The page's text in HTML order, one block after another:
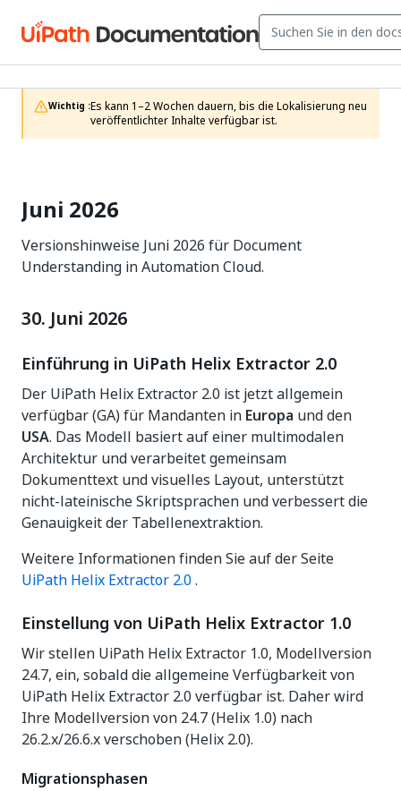
Wichtig :Es kann 1–2 Wochen dauern, bis die Lokalisierung neu
veröffentlichter Inhalte verfügbar ist.
Juni 2026
Versionshinweise Juni 2026 für Document
Understanding in Automation Cloud.
30. Juni 2026
Einführung in UiPath Helix Extractor 2.0
Der UiPath Helix Extractor 2.0 ist jetzt allgemein
verfügbar (GA) für Mandanten in Europa und den
USA. Das Modell basiert auf einer multimodalen
Architektur und verarbeitet gemeinsam
Dokumenttext und visuelles Layout, unterstützt
nicht-lateinische Skriptsprachen und verbessert die
Genauigkeit der Tabellenextraktion.
Weitere Informationen finden Sie auf der Seite
UiPath Helix Extractor 2.0.
Einstellung von UiPath Helix Extractor 1.0
Wir stellen UiPath Helix Extractor 1.0, Modellversion
24.7, ein, sobald die allgemeine Verfügbarkeit von
UiPath Helix Extractor 2.0 verfügbar ist. Daher wird
Ihre Modellversion von 24.7 (Helix 1.0) nach
26.2.x/26.6.x verschoben (Helix 2.0).
Migrationsphasen